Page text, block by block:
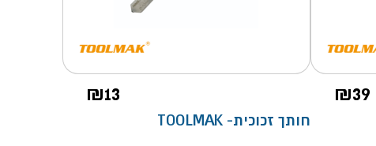
₪39
₪13
חותך זכוכית- TOOLMAK